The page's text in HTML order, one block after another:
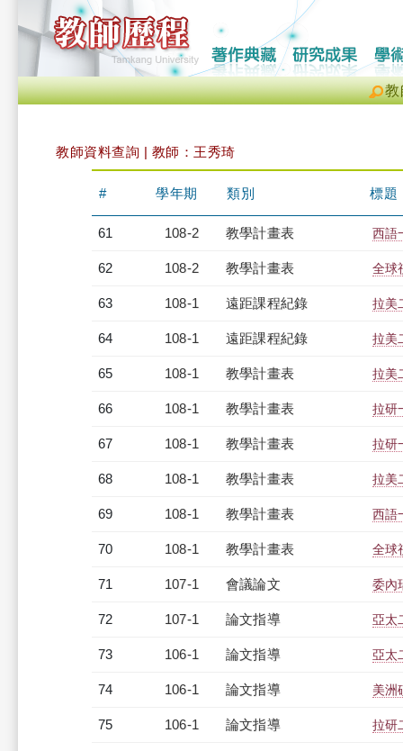
教
教師資料查詢 | 教師：王秀琦
# 學年期 類別 標題
61 108-2 教學計畫表 西語
62 108-2 教學計畫表 全球
63 108-1 遠距課程紀錄 拉美
64 108-1 遠距課程紀錄 拉美
65 108-1 教學計畫表 拉美
66 108-1 教學計畫表 拉研
67 108-1 教學計畫表 拉研
68 108-1 教學計畫表 拉美
69 108-1 教學計畫表 西語
70 108-1 教學計畫表 全球
71 107-1 會議論文 委內
72 107-1 論文指導 亞太
73 106-1 論文指導 亞太
74 106-1 論文指導 美洲
75 106-1 論文指導 拉研